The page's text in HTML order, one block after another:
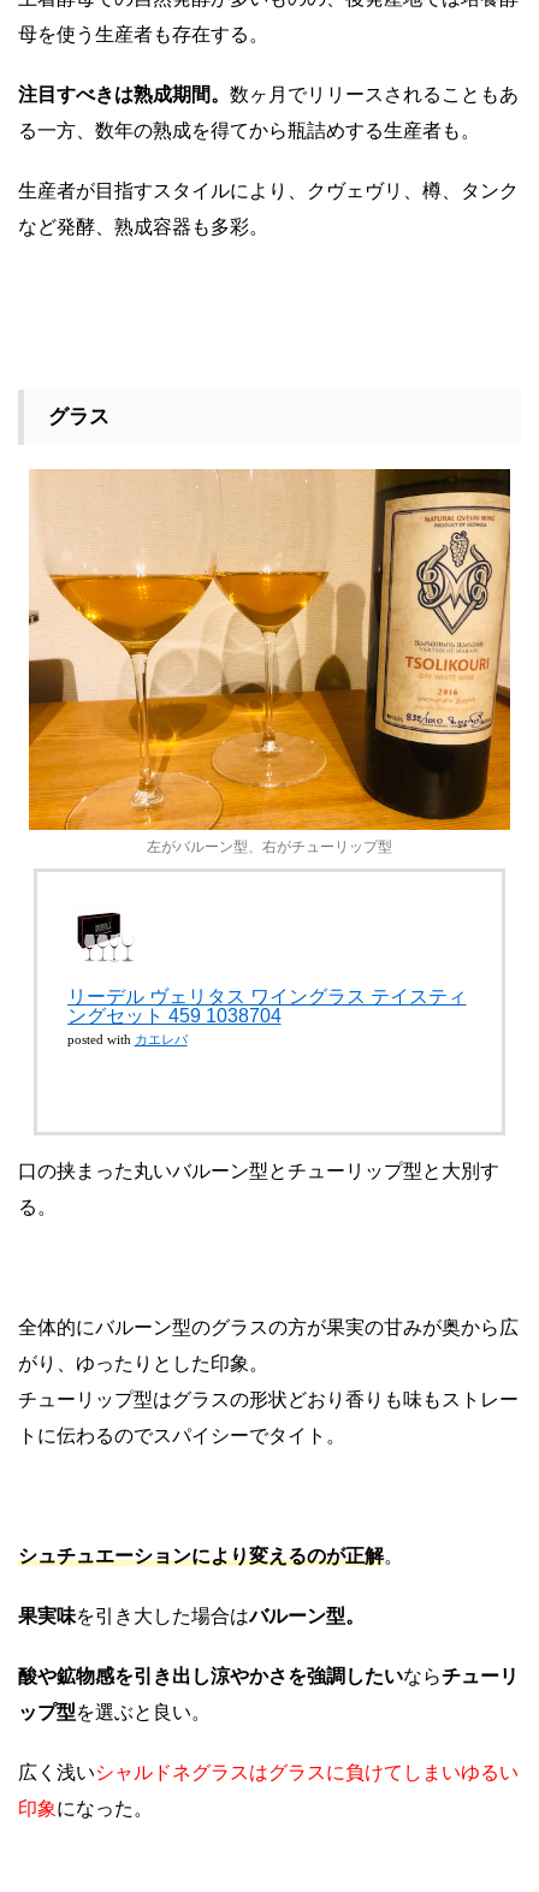
母を使う生産者も存在する。
注目すべきは熟成期間。 数ヶ月でリリースされることもあ
る一方、数年の熟成を得てから瓶詰めする生産者も。
生産者が目指すスタイルにより、クヴェヴリ、樽、タンク
など発酵、熟成容器も多彩。
グラス
左がバルーン型、右がチューリップ型
リーデル ヴェリタス ワイングラス テイスティ
ングセット 459 1038704
posted with カエレバ
口の挟まった丸いバルーン型とチューリップ型と大別す
る。
全体的にバルーン型のグラスの方が果実の甘みが奥から広
がり、ゆったりとした印象。
チューリップ型はグラスの形状どおり香りも味もストレー
トに伝わるのでスパイシーでタイト。
シュチュエーションにより変えるのが正解。
果実味を引き大した場合はバルーン型。
酸や鉱物感を引き出し涼やかさを強調したいならチューリ
ップ型を選ぶと良い。
広く浅いシャルドネグラスはグラスに負けてしまいゆるい
印象になった。